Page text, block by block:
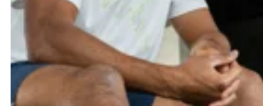
+ Voir toutes les marques